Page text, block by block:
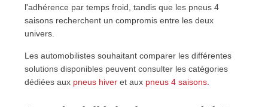
l'adhérence par temps froid, tandis que les pneus 4
saisons recherchent un compromis entre les deux
univers.
Les automobilistes souhaitant comparer les différentes
solutions disponibles peuvent consulter les catégories
dédiées aux pneus hiveret aux pneus 4 saisons.